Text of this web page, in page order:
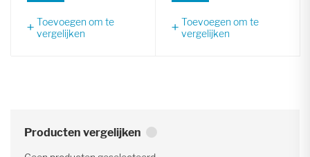
Toevoegen om te
vergelijken
Toevoegen om te
vergelijken
Producten vergelijken